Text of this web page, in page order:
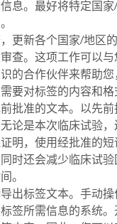
息。最好将特定国
更新各个国家/地区
查。这项工作可以
的合作伙伴来帮助
要对标签的内容和
批准的文本。以先
论是本次临床试验
明，使用经批准的
时还会减少临床试
。
出标签文本。手动
签所需信息的系统